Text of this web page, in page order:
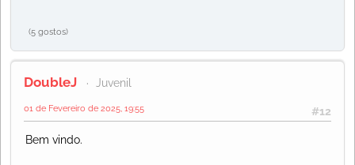
(5 gostos)
DoubleJ Juvenil
#12
01 de Fevereiro de 2025, 19:55
Bem vindo.